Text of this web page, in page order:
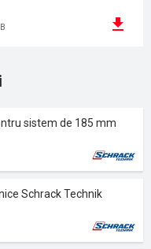
sistem de 185 mm
Schrack Technik